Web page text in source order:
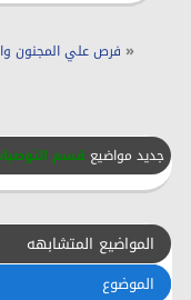
« فرص علي المجنون
جديد مواضيع قسم
المواضيع المتشابهه
الموضوع